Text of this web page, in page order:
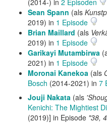
(2014-) in 2 Episoden
Sean Spann (als
2019) in 1 Episode
Brian Maillard (als
2019) in 1 Episode
Garikayi Mutambirwa
2021) in 1 Episode
Moronai Kanekoa (als
Bosch (2014-2021) in 7
Jouji Nakata (als
Kenichi: The Mightiest
(2019)] in Episode "38,